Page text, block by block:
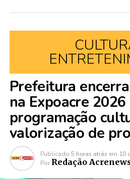
Prefeitura
na Expoacre 2026
programação
valorização de
Publicado 5 horas atrás em 10
Por Redação